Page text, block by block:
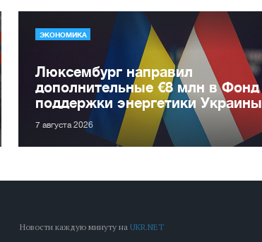
ЭКОНОМИКА
Люксембург направил
дополнительные €8 млн в Фонд
поддержки энергетики Украины
7 августа 2026
Новости каждую минуту наUKR.NET